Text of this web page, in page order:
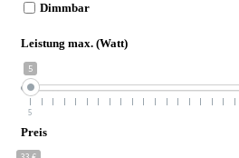
Dimmbar
Leistung max. (Watt)
5
5
Preis